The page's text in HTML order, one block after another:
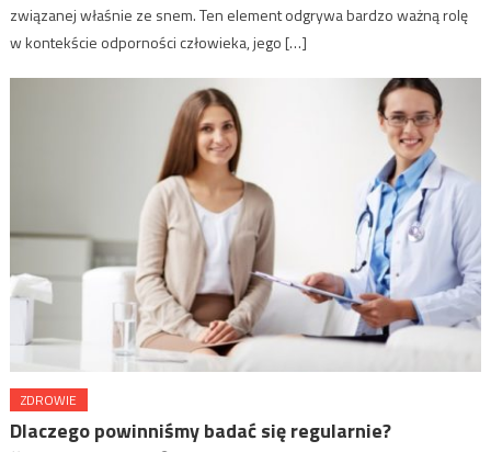
związanej właśnie ze snem. Ten element odgrywa bardzo ważną rolę
w kontekście odporności człowieka, jego […]
ZDROWIE
Dlaczego powinniśmy badać się regularnie?